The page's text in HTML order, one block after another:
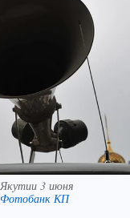
3 июня
КП